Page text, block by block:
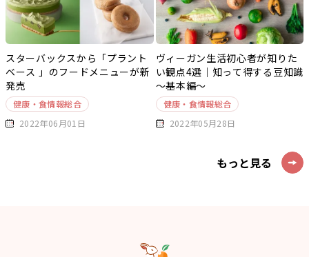
スターバックスから「プラント
ベース 」のフードメニューが新
発売
健康・食情報総合
2022年06月01日
ヴィーガン生活初心者が知りた
い観点4選｜知って得する豆知識
～基本編～
健康・食情報総合
2022年05月28日
もっと見る